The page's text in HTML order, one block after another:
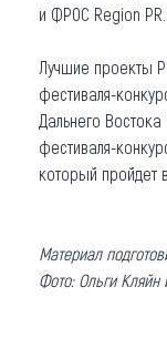
и ФРОС Region PR.
Лучшие проекты
фестиваля-
Дальнего
фестиваля-
который пройдет
Материал
Фото: Ольги